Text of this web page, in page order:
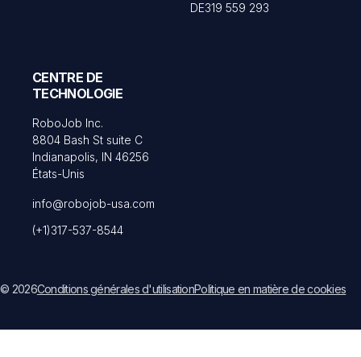
DE319 559 293
CENTRE DE
TECHNOLOGIE
RoboJob Inc.
8804 Bash St suite C
Indianapolis, IN 46256
États-Unis
info@robojob-usa.com
(+1)317-537-8544
© 2026Conditions générales d'utilisationPolitique en matière de cookies